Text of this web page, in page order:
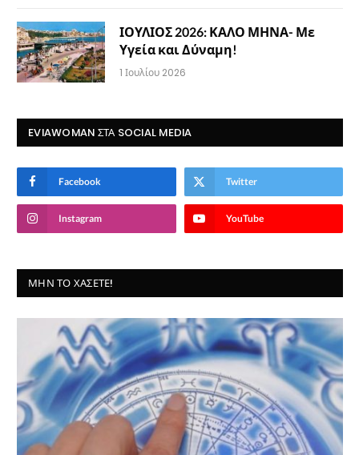
ΙΟΥΛΙΟΣ 2026: ΚΑΛΟ ΜΗΝΑ- Με
Υγεία και Δύναμη!
1 Ιουλίου 2026
EVIAWOMAN ΣΤΑ SOCIAL MEDIA
Facebook Twitter
Instagram YouTube
ΜΗΝ ΤΟ ΧΆΣΕΤΕ!